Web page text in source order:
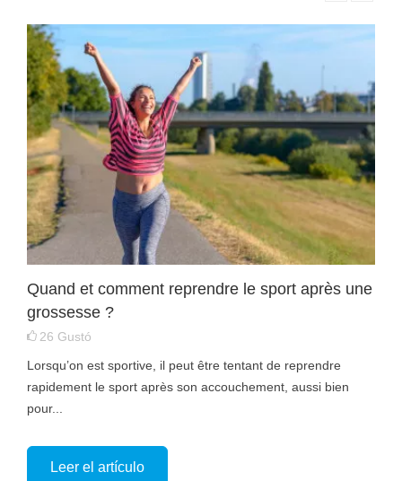
Quand et comment reprendre le sport après une
grossesse ?
26 Gustó
Lorsqu’on est sportive, il peut être tentant de reprendre
rapidement le sport après son accouchement, aussi bien
pour...
Leer el artículo